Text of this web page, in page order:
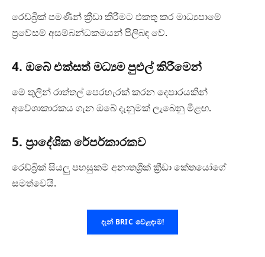
රෙඩ්බ්‍රික් පමණින් ක්‍රීඩා කිරීමට එකතු කර මාධ්‍යපාමේ
ප්‍රවේසම් අසම්බන්ධකමයන් පිලිබඳ වේ.
4. ඔබේ එක්සත් මධ්‍යම පුළුල් කිරීමෙන්
මේ තුලින් රාත්තල් පෙරහැරක් කරන දෙපාරයකින්
අවේශාකාරකය ගැන ඔබේ දැනුමක් ලැබෙනු මීළඟ.
5. ප්‍රාදේශික රේපර්කාරකව
රෙඩ්බ්‍රික් සියලු පහසුකම් අනාතශ්‍රීක් ක්‍රීඩා කේතයෝගේ
සමත්වෙයි.
දැන් BRIC වෙළඳාම!